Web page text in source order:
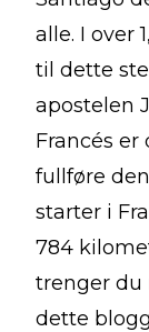
alle. I over
til dette
apostelen
Francés
fullføre
starter i
784
trenger du
dette